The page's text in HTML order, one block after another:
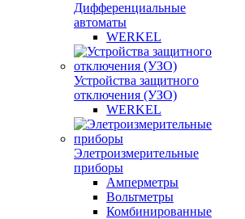
Дифференциальные
автоматы
WERKEL
Устройства защитного
отключения (УЗО)
WERKEL
Элетроизмерительные
приборы
Амперметры
Вольтметры
Комбинированные